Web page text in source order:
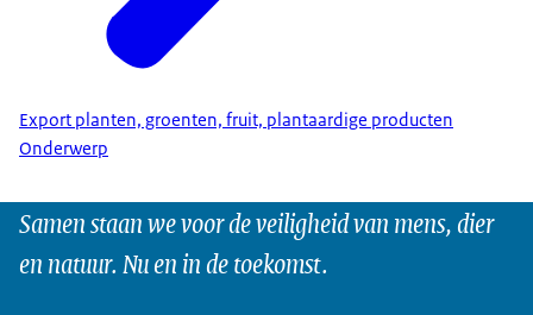
Export planten, groenten, fruit, plantaardige producten
Onderwerp
Samen staan we voor de veiligheid van mens, dier
en natuur. Nu en in de toekomst.